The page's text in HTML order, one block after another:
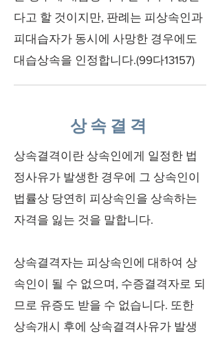
다고 할 것이지만, 판례는 피상속인과
피대습자가 동시에 사망한 경우에도
대습상속을 인정합니다.(99다13157)
상속결격
상속결격이란 상속인에게 일정한 법
정사유가 발생한 경우에 그 상속인이
법률상 당연히 피상속인을 상속하는
자격을 잃는 것을 말합니다.
상속결격자는 피상속인에 대하여 상
속인이 될 수 없으며, 수증결격자로 되
므로 유증도 받을 수 없습니다. 또한
상속개시 후에 상속결격사유가 발생